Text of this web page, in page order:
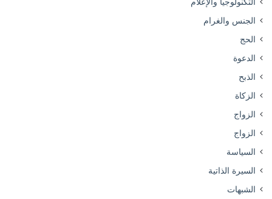
الجنس والغرام
الحج
الدعوة
الذبح
الزكاة
الزواج
الزواج
السياسة
السيرة الذاتية
الشبهات